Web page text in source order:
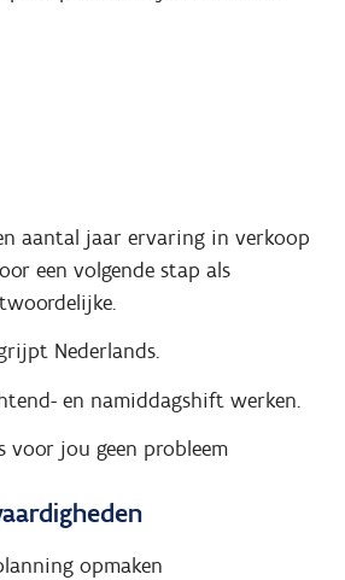
aantal jaar ervaring in verkoop
een volgende stap als
Nederlands.
en namiddagshift werken.
voor jou geen probleem
opmaken